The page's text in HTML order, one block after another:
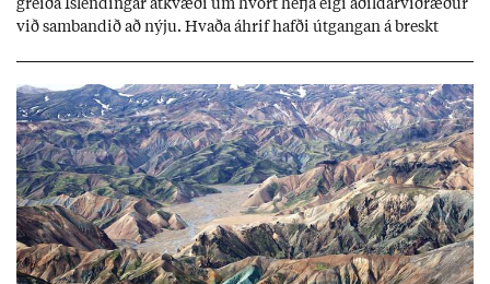
greiða Ís­lend­ing­ar at­kvæði um hvort hefja eigi að­ild­ar­við­ræð­ur
við sam­band­ið að nýju. Hvaða áhrif hafði út­gang­an á breskt